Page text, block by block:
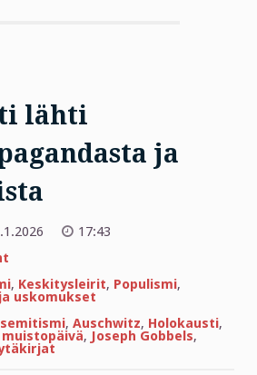
lähti
ja
17:43
lähti
paskapropagandasta
valeuutisista
, Keskitysleirit, Populismi,
uskomukset
, Auschwitz, Holokausti,
, Joseph Gobbels,